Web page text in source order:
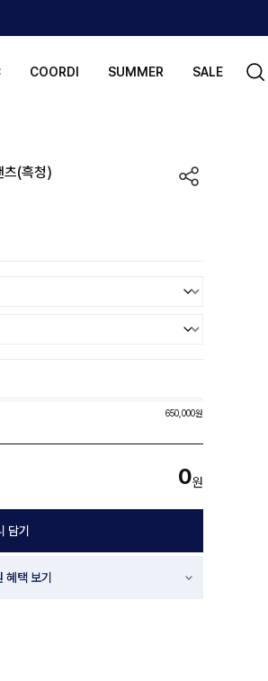
COORDI SUMMER SALE
(흑청)
650,000원
0원
담기
택 보기